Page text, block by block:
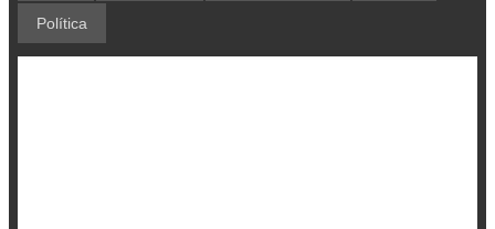
Política